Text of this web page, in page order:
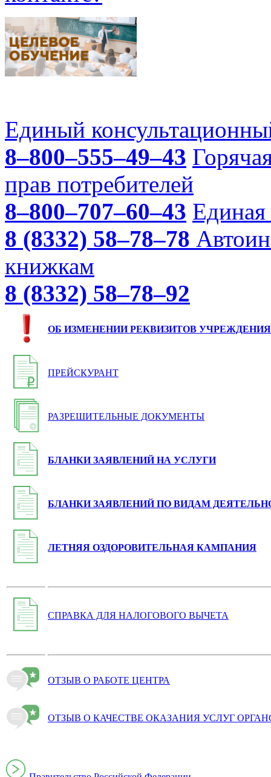
Единый
8–800–555–49–43
прав потребителей
8–800–707–60–43 Единая
8 (8332) 58–78–78
книжкам
8 (8332) 58–78–92
ОБ ИЗМЕНЕНИИ РЕКВИЗИТОВ УЧРЕЖДЕНИЯ
ПРЕЙСКУРАНТ
РАЗРЕШИТЕЛЬНЫЕ ДОКУМЕНТЫ
БЛАНКИ ЗАЯВЛЕНИЙ НА УСЛУГИ
БЛАНКИ ЗАЯВЛЕНИЙ ПО ВИДАМ
ЛЕТНЯЯ ОЗДОРОВИТЕЛЬНАЯ КАМПАНИЯ
СПРАВКА ДЛЯ НАЛОГОВОГО ВЫЧЕТА
ОТЗЫВ О РАБОТЕ ЦЕНТРА
ОТЗЫВ О КАЧЕСТВЕ ОКАЗАНИЯ УСЛУГ